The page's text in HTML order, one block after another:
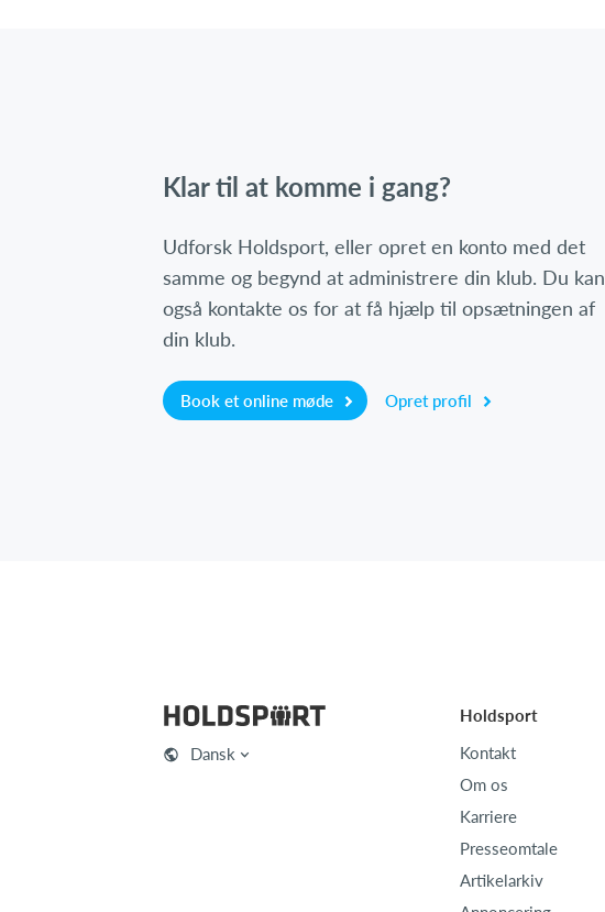
Klar til at komme i gang?
Udforsk Holdsport, eller opret en konto med det
samme og begynd at administrere din klub. Du kan
også kontakte os for at få hjælp til opsætningen af
din klub.
Book et online møde Opret profil
Dansk
Holdsport
Kontakt
Om os
Karriere
Presseomtale
Artikelarkiv